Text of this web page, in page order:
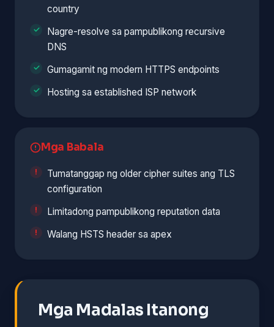
country
Nagre-resolve sa pampublikong recursive
DNS
Gumagamit ng modern HTTPS endpoints
Hosting sa established ISP network
Mga Babala
Tumatanggap ng older cipher suites ang TLS
configuration
Limitadong pampublikong reputation data
Walang HSTS header sa apex
Mga Madalas Itanong